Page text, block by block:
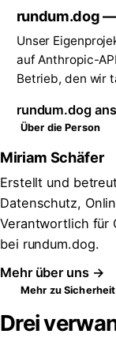
rundum.dog
Unser
auf Anthropic-
Betrieb, den wir
rundum.dog
Über die Person
Miriam Schäfer
Erstellt und
Datenschutz,
Verantwortlich für
bei rundum.dog.
Mehr über uns →
Mehr zu
Drei